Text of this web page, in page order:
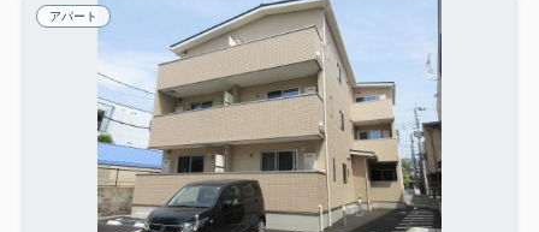
アパート